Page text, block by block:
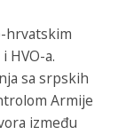
hrvatskim
HVO-a.
sa srpskih
Armije
između